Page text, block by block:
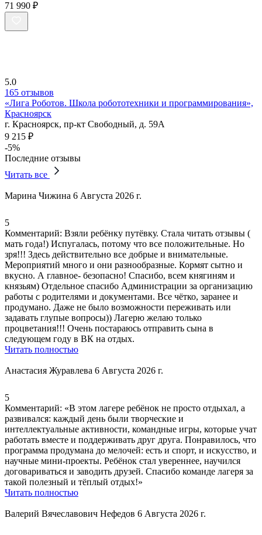
71 990 ₽
5.0
165 отзывов
«Лига Роботов. Школа робототехники и программирования»,
Красноярск
г. Красноярск, пр-кт Свободный, д. 59А
9 215 ₽
-5%
Последние отзывы
Читать все
Марина Чижина 6 Августа 2026 г.
5
Комментарий: Взяли ребёнку путёвку. Стала читать отзывы (
мать года!) Испугалась, потому что все положительные. Но
зря!!! Здесь действительно все добрые и внимательные.
Мероприятий много и они разнообразные. Кормят сытно и
вкусно. А главное- безопасно! Спасибо, всем княгиням и
князьям) Отдельное спасибо Администрации за организацию
работы с родителями и документами. Все чётко, заранее и
продумано. Даже не было возможности переживать или
задавать глупые вопросы)) Лагерю желаю только
процветания!!! Очень постараюсь отправить сына в
следующем году в ВК на отдых.
Читать полностью
Анастасия Журавлева 6 Августа 2026 г.
5
Комментарий: «В этом лагере ребёнок не просто отдыхал, а
развивался: каждый день были творческие и
интеллектуальные активности, командные игры, которые учат
работать вместе и поддерживать друг друга. Понравилось, что
программа продумана до мелочей: есть и спорт, и искусство, и
научные мини‑проекты. Ребёнок стал увереннее, научился
договариваться и заводить друзей. Спасибо команде лагеря за
такой полезный и тёплый отдых!»
Читать полностью
Валерий Вячеславович Нефедов 6 Августа 2026 г.